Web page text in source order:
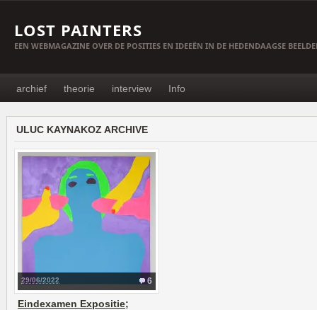
LOST PAINTERS
EEN WEBMAGAZINE OVER DE POSITIES EN IDEEËN IN DE HEDENDAAGSE
archief theorie interview Info
ULUC KAYNAKOZ ARCHIVE
6
29/06/2022
Eindexamen Expositie;